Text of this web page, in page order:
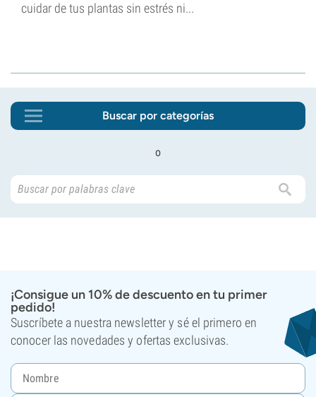
cuidar de tus plantas sin estrés ni...
Buscar por categorías
o
¡Consigue un 10% de descuento en tu primer
pedido!
Suscríbete a nuestra newsletter y sé el primero en
conocer las novedades y ofertas exclusivas.